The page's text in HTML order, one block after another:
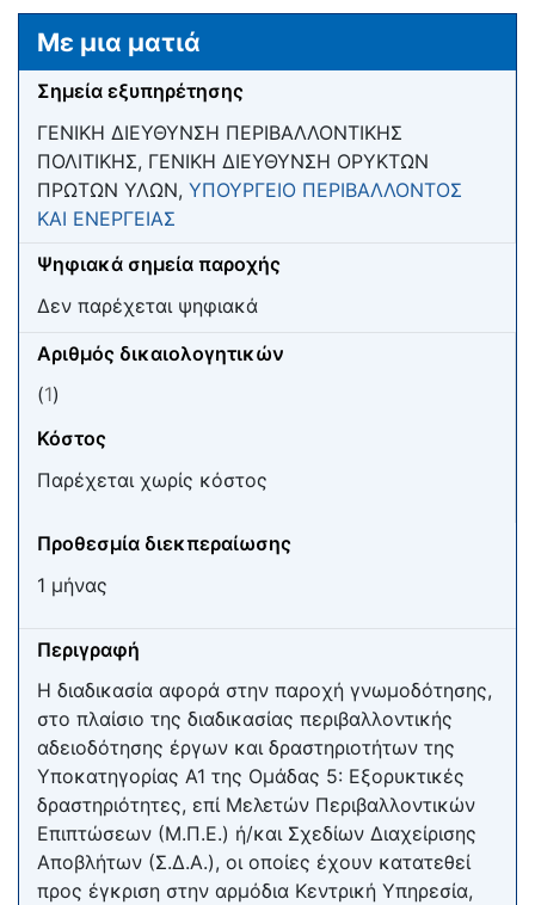
Μετάβαση σε: πλοήγηση
Με μια ματιά
Σημεία εξυπηρέτησης
ΓΕΝΙΚΗ ΔΙΕΥΘΥΝΣΗ ΠΕΡΙΒΑΛΛΟΝΤΙΚΗΣ
ΠΟΛΙΤΙΚΗΣ, ΓΕΝΙΚΗ ΔΙΕΥΘΥΝΣΗ ΟΡΥΚΤΩΝ
ΠΡΩΤΩΝ ΥΛΩΝ, ΥΠΟΥΡΓΕΙΟ ΠΕΡΙΒΑΛΛΟΝΤΟΣ
ΚΑΙ ΕΝΕΡΓΕΙΑΣ
Ψηφιακά σημεία παροχής
Δεν παρέχεται ψηφιακά
Αριθμός δικαιολογητικών
(1)
Κόστος
Παρέχεται χωρίς κόστος
Προθεσμία διεκπεραίωσης
1 μήνας
Περιγραφή
Η διαδικασία αφορά στην παροχή γνωμοδότησης,
στο πλαίσιο της διαδικασίας περιβαλλοντικής
αδειοδότησης έργων και δραστηριοτήτων της
Υποκατηγορίας Α1 της Ομάδας 5: Εξορυκτικές
δραστηριότητες, επί Μελετών Περιβαλλοντικών
Επιπτώσεων (Μ.Π.Ε.) ή/και Σχεδίων Διαχείρισης
Αποβλήτων (Σ.Δ.Α.), οι οποίες έχουν κατατεθεί
προς έγκριση στην αρμόδια Κεντρική Υπηρεσία,